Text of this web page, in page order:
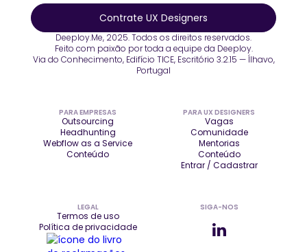
Contrate UX Designers
Deeploy.Me, 2025. Todos os direitos reservados.
Feito com paixão por toda a equipe da Deeploy.
Via do Conhecimento, Edifício TICE, Escritório 3.2.15 — Ílhavo,
Portugal
PARA EMPRESAS
Outsourcing
Headhunting
Webflow as a Service
Conteúdo
PARA UX DESIGNERS
Vagas
Comunidade
Mentorias
Conteúdo
Entrar / Cadastrar
LEGAL
Termos de uso
Política de privacidade
SIGA-NOS